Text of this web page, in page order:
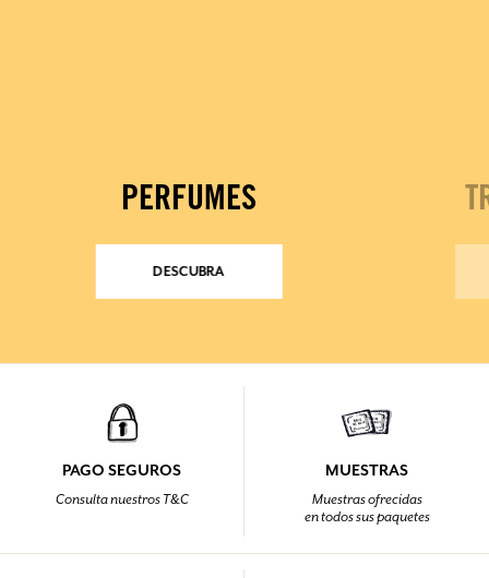
PERFUMES
DESCUBRA
PAGO SEGUROS
Consulta nuestros T&C
MUESTRAS
Muestras ofrecidas
en todos sus paquetes